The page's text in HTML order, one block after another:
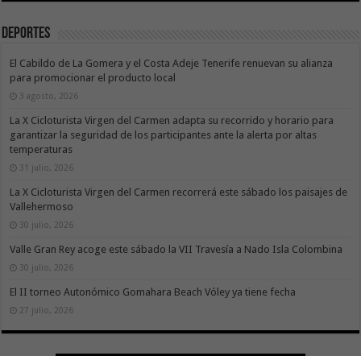
Deportes
El Cabildo de La Gomera y el Costa Adeje Tenerife renuevan su alianza
para promocionar el producto local
3 agosto, 2026
La X Cicloturista Virgen del Carmen adapta su recorrido y horario para
garantizar la seguridad de los participantes ante la alerta por altas
temperaturas
31 julio, 2026
La X Cicloturista Virgen del Carmen recorrerá este sábado los paisajes de
Vallehermoso
30 julio, 2026
Valle Gran Rey acoge este sábado la VII Travesía a Nado Isla Colombina
30 julio, 2026
El II torneo Autonómico Gomahara Beach Vóley ya tiene fecha
27 julio, 2026